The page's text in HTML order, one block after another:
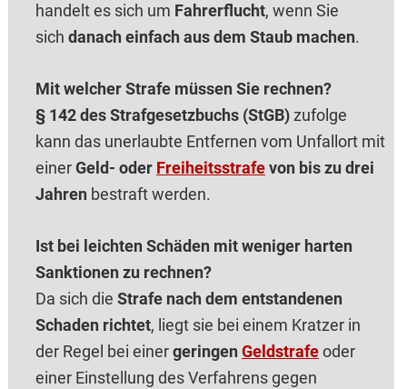
handelt es sich um Fahrerflucht, wenn Sie
sich danach einfach aus dem Staub machen.
Mit welcher Strafe müssen Sie rechnen?
§ 142 des Strafgesetzbuchs (StGB)zufolge
kann das unerlaubte Entfernen vom Unfallort mit
einerGeld- oder Freiheitsstrafevon bis zu drei
Jahren bestraft werden.
Ist bei leichten Schäden mit weniger harten
Sanktionen zu rechnen?
Da sich die Strafe nach dem entstandenen
Schaden richtet, liegt sie bei einem Kratzer in
der Regel bei einergeringen Geldstrafeoder
einer Einstellung des Verfahrens gegen